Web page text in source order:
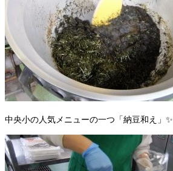
中央小の人気メニューの一つ「納豆和え」✨